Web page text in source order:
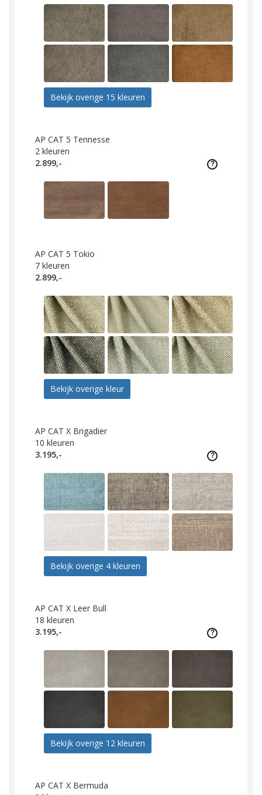
Bekijk overige 15 kleuren
AP CAT 5 Tennesse
2 kleuren
2.899,-
AP CAT 5 Tokio
7 kleuren
2.899,-
Bekijk overige kleur
AP CAT X Brigadier
10 kleuren
3.195,-
Bekijk overige 4 kleuren
AP CAT X Leer Bull
18 kleuren
3.195,-
Bekijk overige 12 kleuren
AP CAT X Bermuda